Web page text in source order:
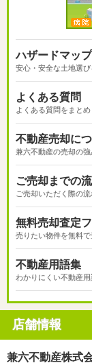
ハザードマップ
安心・安全な土地選び
よくある質問
よくある質問をまとめ
不動産売却に
兼六不動産の売却の強
ご売却までの
ご売却いただく際の
無料売却査定
売りたい物件を無料で
不動産用語集
わかりにくい不動産用
店舗情報
兼六不動産株式